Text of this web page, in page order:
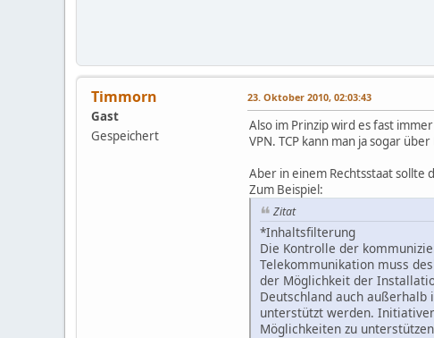
Timmorn
Gast
Gespeichert
23. Oktober 2010, 02:03:43
Also im Prinzip wird es fast
VPN. TCP kann man ja sogar
Aber in einem Rechtsstaat sollte
Zum Beispiel:
Zitat
*Inhaltsfilterung
Die Kontrolle der
Telekommunikation muss
der Möglichkeit der
Deutschland auch
unterstützt werden.
Möglichkeiten zu